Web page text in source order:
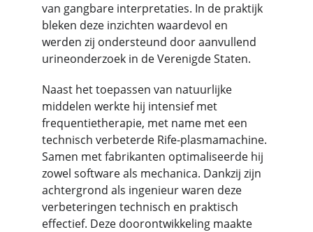
van gangbare interpretaties. In de praktijk
bleken deze inzichten waardevol en
werden zij ondersteund door aanvullend
urineonderzoek in de Verenigde Staten.
Naast het toepassen van natuurlijke
middelen werkte hij intensief met
frequentietherapie, met name met een
technisch verbeterde Rife-plasmamachine.
Samen met fabrikanten optimaliseerde hij
zowel software als mechanica. Dankzij zijn
achtergrond als ingenieur waren deze
verbeteringen technisch en praktisch
effectief. Deze doorontwikkeling maakte